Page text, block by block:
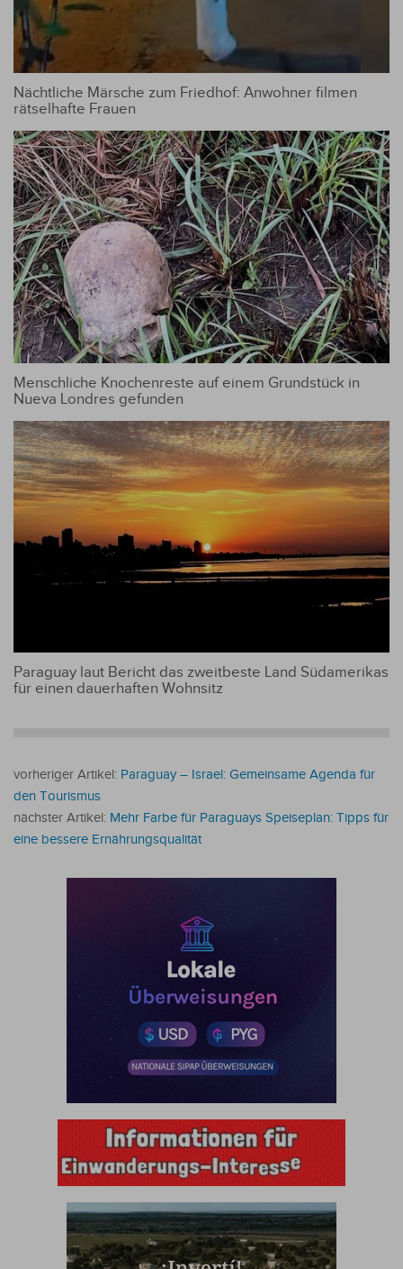
Nächtliche Märsche zum Friedhof: Anwohner filmen
rätselhafte Frauen
Menschliche Knochenreste auf einem Grundstück in
Nueva Londres gefunden
Paraguay laut Bericht das zweitbeste Land Südamerikas
für einen dauerhaften Wohnsitz
vorheriger Artikel: Paraguay – Israel: Gemeinsame Agenda für
den Tourismus
nächster Artikel: Mehr Farbe für Paraguays Speiseplan: Tipps für
eine bessere Ernährungsqualität